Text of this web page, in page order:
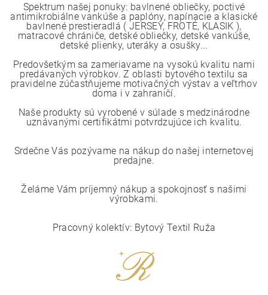
Spektrum našej ponuky: bavlnené obliečky, poctivé
antimikrobiálne vankúše a paplóny, napínacie a klasické
bavlnené prestieradlá ( JERSEY, FROTÉ, KLASIK ),
matracové chrániče, detské obliečky, detské vankúše,
detské plienky, uteráky a osušky...
Predovšetkým sa zameriavame na vysokú kvalitu nami
predávaných výrobkov. Z oblasti bytového textilu sa
pravidelne zúčastňujeme motivačných výstav a veľtrhov
doma i v zahraničí.
Naše produkty sú vyrobené v súlade s medzinárodne
uznávanými certifikátmi potvrdzujúce ich kvalitu.
Srdečne Vás pozývame na nákup do našej internetovej
predajne.
Želáme Vám príjemný nákup a spokojnosť s našimi
výrobkami.
Pracovný kolektív: Bytový Textil Ruža